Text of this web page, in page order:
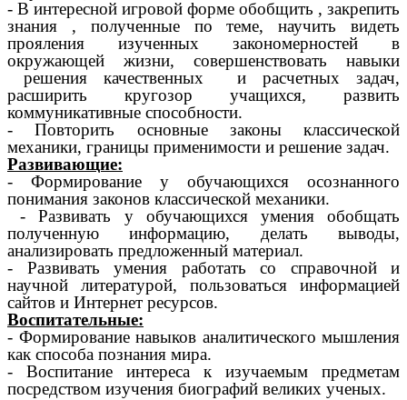
- В интересной игровой форме обобщить , закрепить
знания , полученные по теме, научить видеть
прояления изученных закономерностей в
окружающей жизни, совершенствовать навыки
решения качественных и расчетных задач,
расширить кругозор учащихся, развить
коммуникативные способности.
- Повторить основные законы классической
механики, границы применимости и решение задач.
Развивающие:
- Формирование у обучающихся осознанного
понимания законов классической механики.
- Развивать у обучающихся умения обобщать
полученную информацию, делать выводы,
анализировать предложенный материал.
- Развивать умения работать со справочной и
научной литературой, пользоваться информацией
сайтов и Интернет ресурсов.
Воспитательные:
- Формирование навыков аналитического мышления
как способа познания мира.
- Воспитание интереса к изучаемым предметам
посредством изучения биографий великих ученых.